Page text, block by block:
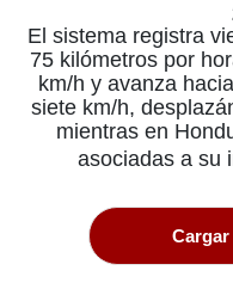
El sistema registra
75 kilómetros por
km/h y avanza
siete km/h,
mientras en
asociadas a su